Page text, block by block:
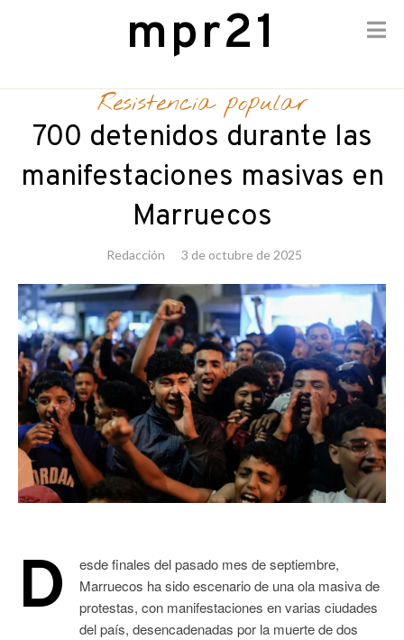
content
mpr21
Resistencia popular
700 detenidos durante las
manifestaciones masivas en
Marruecos
Redacción 3 de octubre de 2025
D
esde finales del pasado mes de septiembre,
Marruecos ha sido escenario de una ola masiva de
protestas, con manifestaciones en varias ciudades
del país, desencadenadas por la muerte de dos